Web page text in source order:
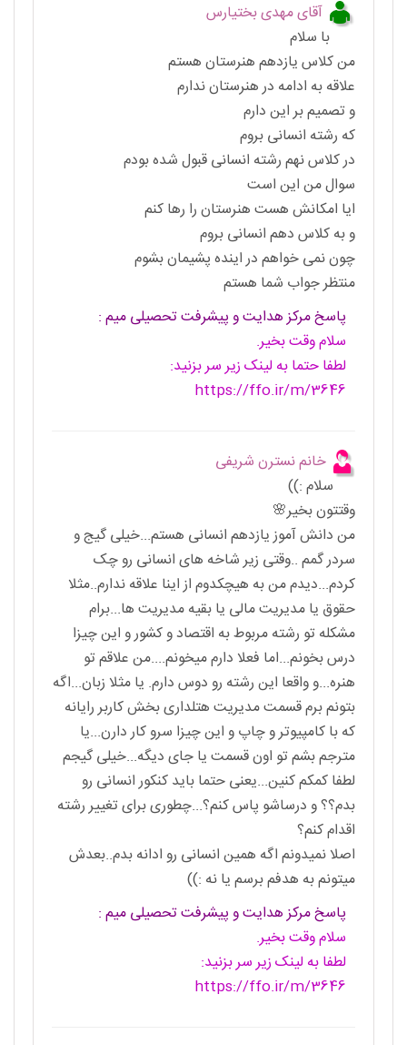
آقای مهدی بختیارس
با سلام
من کلاس یازدهم هنرستان هستم
علاقه به ادامه در هنرستان ندارم
و تصمیم بر این دارم
که رشته انسانی بروم
در کلاس نهم رشته انسانی قبول شده بودم
سوال من این است
ایا امکانش هست هنرستان را رها کنم
و به کلاس دهم انسانی بروم
چون نمی خواهم در اینده پشیمان بشوم
منتظر جواب شما هستم
پاسخ مرکز هدایت و پیشرفت تحصیلی میم :
سلام وقت بخیر.
لطفا حتما به لینک زیر سر بزنید:
https://ffo.ir/m/3646
خانم نسترن شریفی
سلام :))
وقتتون بخیر🌸
من دانش آموز یازدهم انسانی هستم...خیلی گیج و
سردر گمم ..وقتی زیر شاخه های انسانی رو چک
کردم...دیدم من به هیچکدوم از اینا علاقه ندارم..مثلا
حقوق یا مدیریت مالی یا بقیه مدیریت ها...برام
مشکله تو رشته مربوط به اقتصاد و کشور و این چیزا
درس بخونم...اما فعلا دارم میخونم....من علاقم تو
هنره...و واقعا این رشته رو دوس دارم. یا مثلا زبان...اگه
بتونم برم قسمت مدیریت هتلداری بخش کاربر رایانه
که با کامپیوتر و چاپ و این چیزا سرو کار دارن...یا
مترجم بشم تو اون قسمت یا جای دیگه...خیلی گیجم
لطفا کمکم کنین...یعنی حتما باید کنکور انسانی رو
بدم؟؟ و درساشو پاس کنم؟...چطوری برای تغییر رشته
اقدام کنم؟
اصلا نمیدونم اگه همین انسانی رو ادانه بدم..بعدش
میتونم به هدفم برسم یا نه :))
پاسخ مرکز هدایت و پیشرفت تحصیلی میم :
سلام وقت بخیر.
لطفا به لینک زیر سر بزنید:
https://ffo.ir/m/3646